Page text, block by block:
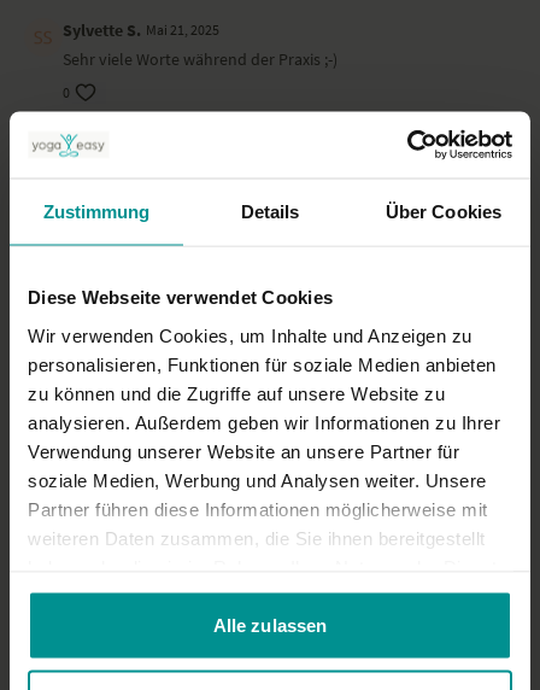
Zustimmung Details Über Cookies
Diese Webseite verwendet Cookies
Wir verwenden Cookies, um Inhalte und Anzeigen zu
personalisieren, Funktionen für soziale Medien anbieten
zu können und die Zugriffe auf unsere Website zu
analysieren. Außerdem geben wir Informationen zu Ihrer
Verwendung unserer Website an unsere Partner für
soziale Medien, Werbung und Analysen weiter. Unsere
Partner führen diese Informationen möglicherweise mit
weiteren Daten zusammen, die Sie ihnen bereitgestellt
gesammelt haben.
Alle zulassen
Sylvette S. Mai 21, 2025
Sehr viele Worte während der Praxis ;-)
0
Conny
0
sehr entspannend 🌸
0
Ähnliche Videos